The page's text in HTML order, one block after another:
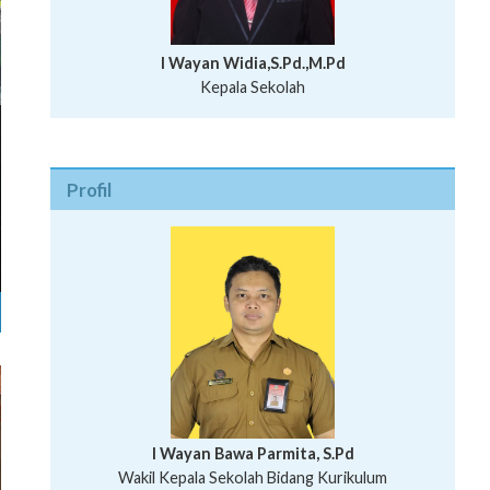
I Wayan Widia,S.Pd.,M.Pd
Kepala Sekolah
Profil
I Wayan Bawa Parmita, S.Pd
Wakil Kepala Sekolah Bidang Kurikulum
I Wayan Gede Aditya Pratita, S.Pd., M.Sn
Ni Wayan Nopi Sutantri, S.Pd.